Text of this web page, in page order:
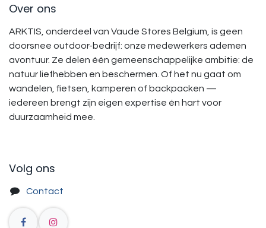
Over ons
ARKTIS, onderdeel van Vaude Stores Belgium, is geen
doorsnee outdoor-bedrijf: onze medewerkers ademen
avontuur. Ze delen één gemeenschappelijke ambitie: de
natuur liefhebben en beschermen. Of het nu gaat om
wandelen, fietsen, kamperen of backpacken —
iedereen brengt zijn eigen expertise én hart voor
duurzaamheid mee.
Volg ons
Contact